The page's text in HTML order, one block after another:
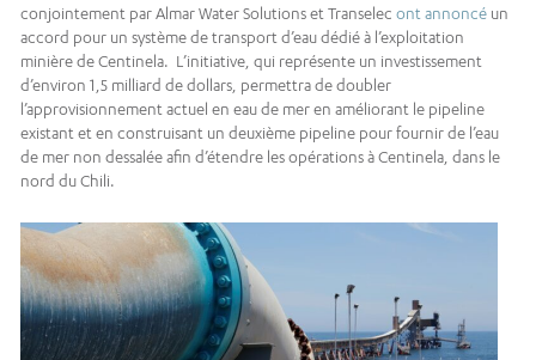
conjointement par Almar Water Solutions et Transelec ont annoncé un
accord pour un système de transport d’eau dédié à l’exploitation
minière de Centinela. L’initiative, qui représente un investissement
d’environ 1,5 milliard de dollars, permettra de doubler
l’approvisionnement actuel en eau de mer en améliorant le pipeline
existant et en construisant un deuxième pipeline pour fournir de l’eau
de mer non dessalée afin d’étendre les opérations à Centinela, dans le
nord du Chili.